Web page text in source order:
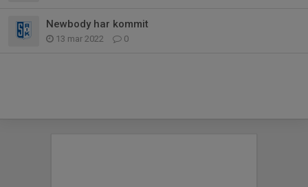
Newbody har kommit
13 mar 2022 0